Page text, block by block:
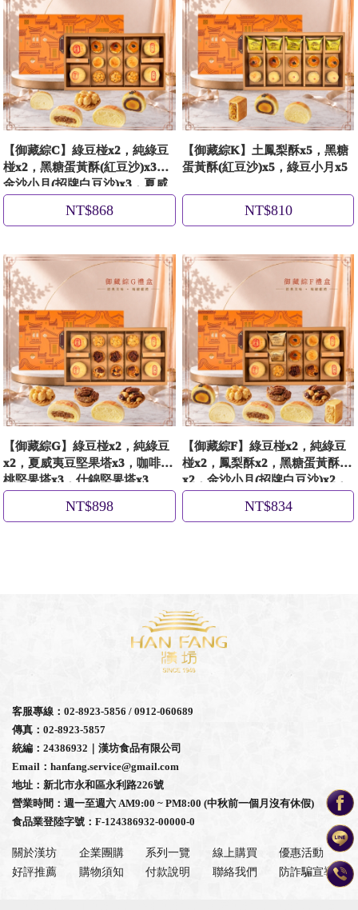
【御藏綜C】綠豆椪x2，純綠豆
椪x2，黑糖蛋黃酥(紅豆沙)x3，
金沙小月(招牌白豆沙)x3，夏威
夷豆堅果塔x3
NT$868
【御藏綜K】土鳳梨酥x5，黑糖
蛋黃酥(紅豆沙)x5，綠豆小月x5
NT$810
【御藏綜G】綠豆椪x2，純綠豆
x2，夏威夷豆堅果塔x3，咖啡胡
桃堅果塔x3，什錦堅果塔x3
NT$898
【御藏綜F】綠豆椪x2，純綠豆
椪x2，鳳梨酥x2，黑糖蛋黃酥
x2，金沙小月(招牌白豆沙)x2，
夏威夷豆堅果塔x1，咖啡胡桃堅
果塔x1，什錦堅果塔x1
NT$834
客服專線：02-8923-5856 / 0912-060689
傳真：02-8923-5857
統編：24386932｜漢坊食品有限公司
Email：hanfang.service@gmail.com
地址：新北市永和區永利路226號
營業時間：週一至週六 AM9:00 ~ PM8:00 (中秋前一個月沒有休假)
食品業登陸字號：F-124386932-00000-0
關於漢坊 企業團購 系列一覽 線上購買
優惠活動
好評推薦
購物須知 付款說明 聯絡我們 防詐騙宣導